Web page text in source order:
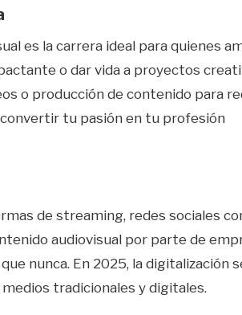
es la carrera ideal para quienes
o dar vida a proyectos
o producción de contenido para
tu pasión en tu profesión
de streaming, redes sociales
audiovisual por parte de
nunca. En 2025, la digitalización
tradicionales y digitales.